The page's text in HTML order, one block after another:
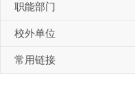
职能部门
校外单位
常用链接